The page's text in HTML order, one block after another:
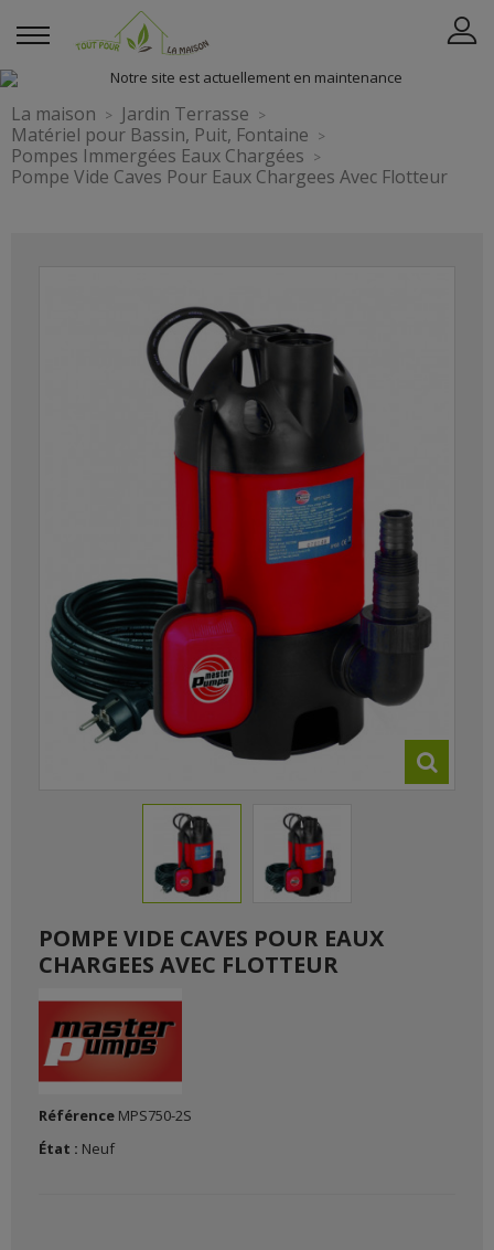
La maison
Jardin Terrasse
Matériel pour Bassin, Puit, Fontaine
Pompes Immergées Eaux Chargées
Pompe Vide Caves Pour Eaux Chargees Avec Flotteur
POMPE VIDE CAVES POUR EAUX
CHARGEES AVEC FLOTTEUR
Référence MPS750-2S
État : Neuf